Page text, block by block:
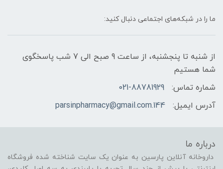
ما را در شبکه‌های اجتماعی دنبال کنید:
از شنبه تا پنجشنبه، از ساعت 9 صبح الی 7 شب پاسخگوی
شما هستیم
شماره تماس:
021-88781929
آدرس ایمیل:
144.parsinpharmacy@gmail.com
درباره ما
داروخانه آنلاین پارسین به عنوان یک سایت شناخته شده فروشگاه